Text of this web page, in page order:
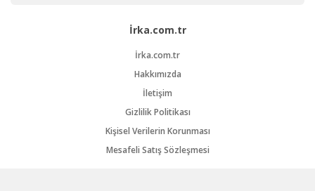
İrka.com.tr
İrka.com.tr
Hakkımızda
İletişim
Gizlilik Politikası
Kişisel Verilerin Korunması
Mesafeli Satış Sözleşmesi